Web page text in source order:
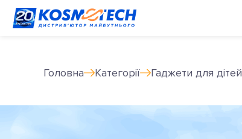
Головна Категорії Гаджети для дітей